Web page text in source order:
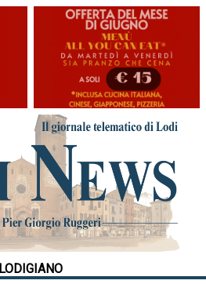
LODIGIANO
HOME
CRONACA
POLITICA
LA FOTO
METEO
CULTURA